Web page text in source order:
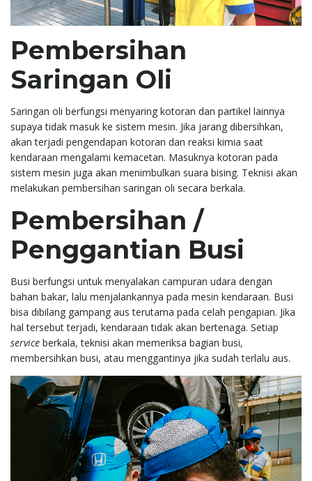
Pembersihan
Saringan Oli
Saringan oli berfungsi menyaring kotoran dan partikel lainnya
supaya tidak masuk ke sistem mesin. Jika jarang dibersihkan,
akan terjadi pengendapan kotoran dan reaksi kimia saat
kendaraan mengalami kemacetan. Masuknya kotoran pada
sistem mesin juga akan menimbulkan suara bising. Teknisi akan
melakukan pembersihan saringan oli secara berkala.
Pembersihan /
Penggantian Busi
Busi berfungsi untuk menyalakan campuran udara dengan
bahan bakar, lalu menjalankannya pada mesin kendaraan. Busi
bisa dibilang gampang aus terutama pada celah pengapian. Jika
hal tersebut terjadi, kendaraan tidak akan bertenaga. Setiap
service berkala, teknisi akan memeriksa bagian busi,
membersihkan busi, atau menggantinya jika sudah terlalu aus.